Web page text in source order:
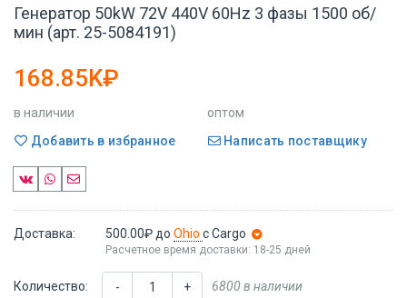
Генератор 50kW 72V 440V 60Hz 3 фазы 1500 об/
мин (арт. 25-5084191)
168.85K₽
в наличии
оптом
Добавить в избранное
Написать поставщику
Доставка: 500.00₽ до Ohio с Cargo
Расчетное время доставки: 18-25 дней
Количество: - + 6800 в наличии